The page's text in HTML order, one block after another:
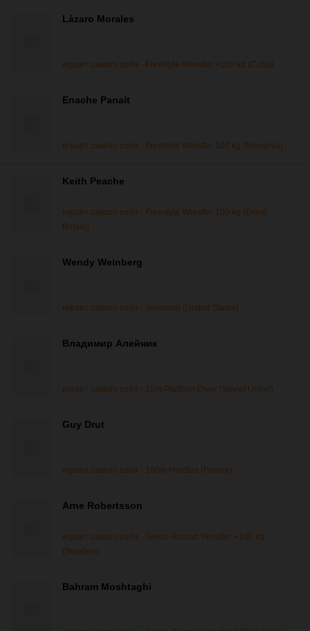
Lázaro Morales
играет самого себя - Freestyle Wrestler +100 kg (Cuba)
Enache Panait
играет самого себя - Freestyle Wrestler 100 kg (Romania)
Keith Peache
играет самого себя - Freestyle Wrestler 100 kg (Great
Britain)
Wendy Weinberg
играет самого себя - Swimmer (United States)
Владимир Алейник
играет самого себя - 10m Platform Diver (Soviet Union)
Guy Drut
играет самого себя - 100m Hurdles (France)
Arne Robertsson
играет самого себя - Greco-Roman Wrestler +100 kg
(Sweden)
Bahram Moshtaghi